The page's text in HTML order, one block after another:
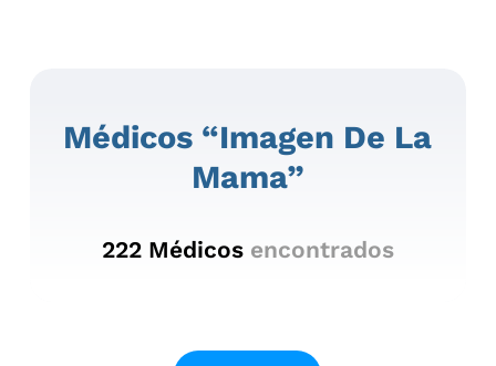
Médicos “imagen De La
Mama”
222Médicos encontrados